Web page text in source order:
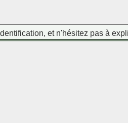
et n'hésitez pas à